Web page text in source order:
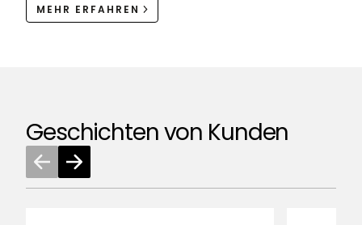
MEHR ERFAHREN
Geschichten von Kunden